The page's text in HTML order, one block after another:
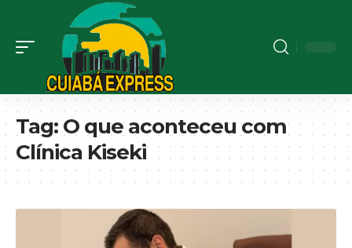
Tag: O que aconteceu com
Clínica Kiseki